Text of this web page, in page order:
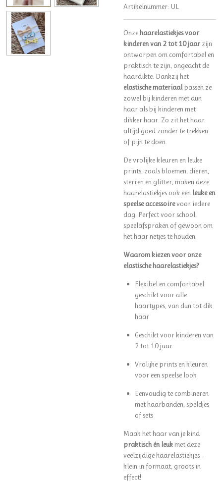
Artikelnummer: UL
Onze haarelastiekjes voor
kinderen van 2 tot 10 jaar zijn
ontworpen om comfortabel en
praktisch te zijn, ongeacht de
haardikte. Dankzij het
elastische materiaalpassen ze
zowel bij kinderen met dun
haar als bij kinderen met
dikker haar. Zo zit het haar
altijd goed zonder te trekken
of pijn te doen.
De vrolijke kleuren en leuke
prints, zoals bloemen, dieren,
sterren en glitter, maken deze
haarelastiekjes ook een leuke en
speelse accessoirevoor iedere
dag. Perfect voor school,
speelafspraken of gewoon om
het haar netjes te houden.
Waarom kiezen voor onze
elastische haarelastiekjes?
Flexibel en comfortabel:
geschikt voor alle
haartypes, van dun tot dik
haar
Geschikt voor kinderen van
2 tot 10 jaar
Vrolijke prints en kleuren
voor een speelse look
Eenvoudig te combineren
met haarbanden, speldjes
of sets
Maak het haar van je kind
praktisch én leuk met deze
veelzijdige haarelastiekjes –
klein in formaat, groots in
effect!